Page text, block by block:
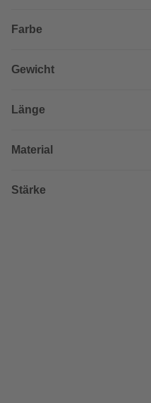
Farbe
Gewicht
Länge
Material
Stärke